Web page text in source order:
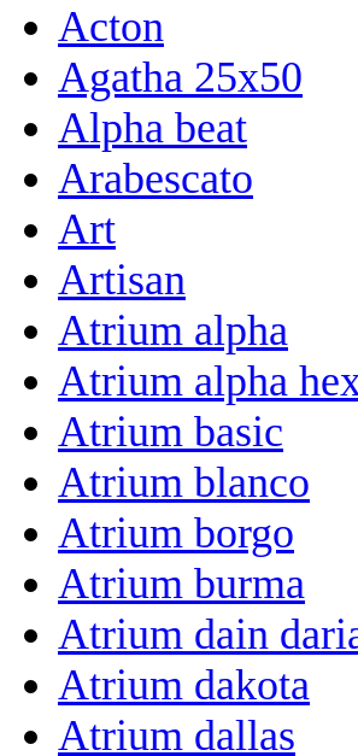
Acton
Agatha 25x50
Alpha beat
Arabescato
Art
Artisan
Atrium alpha
Atrium alpha
Atrium basic
Atrium blanco
Atrium borgo
Atrium burma
Atrium dain
Atrium dakota
Atrium dallas